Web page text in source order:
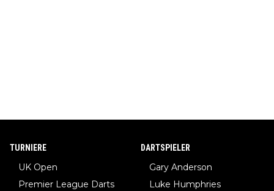
TURNIERE
UK Open
Premier League Darts
DARTSPIELER
Gary Anderson
Luke Humphries